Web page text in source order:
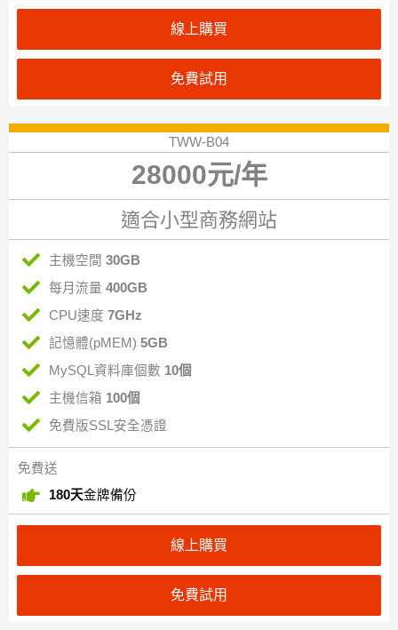
線上購買
免費試用
TWW-B04
28000元/年
適合小型商務網站
主機空間 30GB
每月流量 400GB
CPU速度 7GHz
記憶體(pMEM) 5GB
MySQL資料庫個數 10個
主機信箱 100個
免費版SSL安全憑證
免費送
180天金牌備份
線上購買
免費試用